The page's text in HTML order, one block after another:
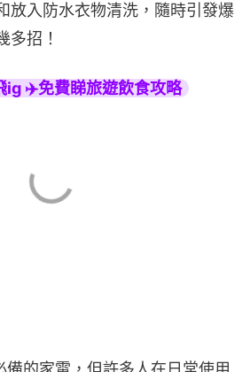
放入防水衣物清洗，隨時引發爆
多招！
✈️免費睇旅遊飲食攻略